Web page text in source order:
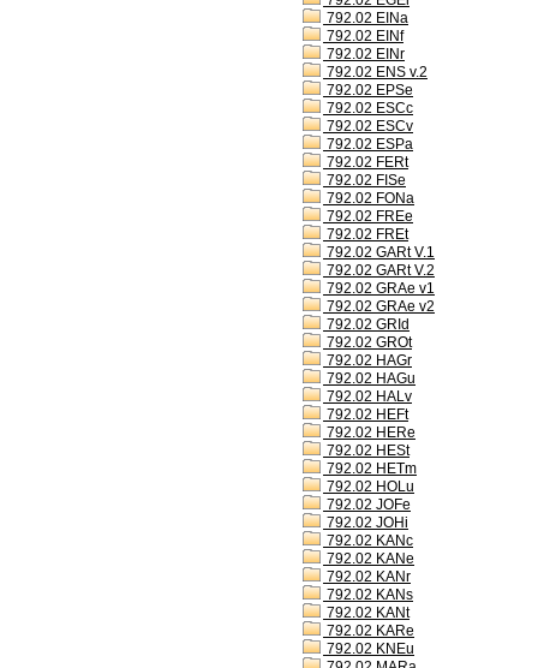
792.02 EINa
792.02 EINf
792.02 EINr
792.02 ENS v.2
792.02 EPSe
792.02 ESCc
792.02 ESCv
792.02 ESPa
792.02 FERt
792.02 FISe
792.02 FONa
792.02 FREe
792.02 FREt
792.02 GARt V.1
792.02 GARt V.2
792.02 GRAe v1
792.02 GRAe v2
792.02 GRId
792.02 GROt
792.02 HAGr
792.02 HAGu
792.02 HALv
792.02 HEFt
792.02 HERe
792.02 HESt
792.02 HETm
792.02 HOLu
792.02 JOFe
792.02 JOHi
792.02 KANc
792.02 KANe
792.02 KANr
792.02 KANs
792.02 KANt
792.02 KARe
792.02 KNEu